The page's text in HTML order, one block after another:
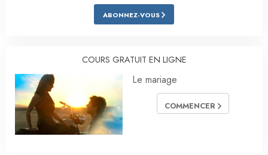
ABONNEZ-VOUS
COURS GRATUIT EN LIGNE
Le mariage
COMMENCER